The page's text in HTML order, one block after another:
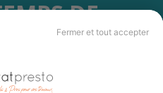
Fermer et tout accepter
DE
?
et ne savez quel professionnel
auprès de notre réseau de 5 000